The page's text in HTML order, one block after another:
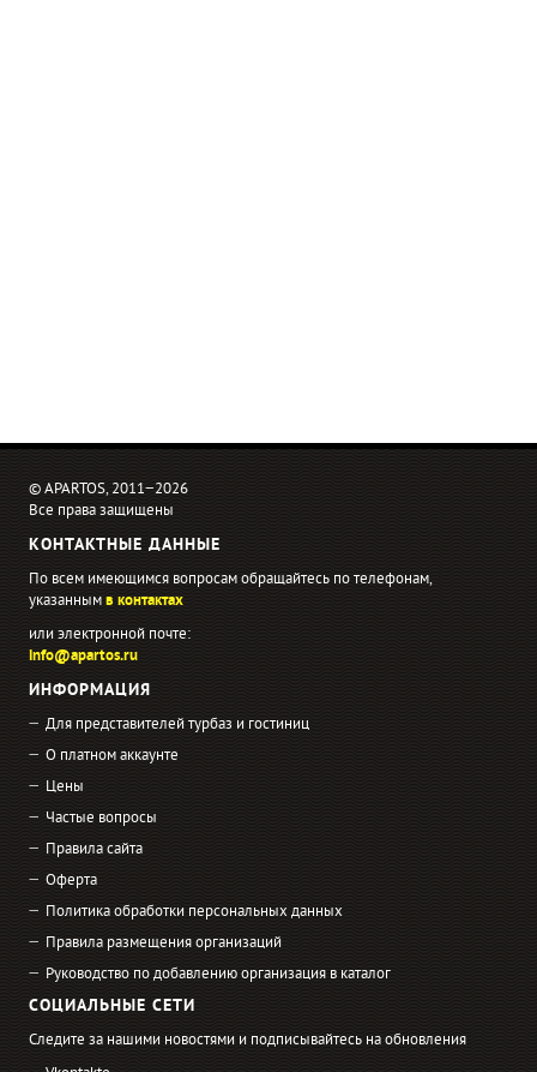
© APARTOS, 2011−2026
Все права защищены
КОНТАКТНЫЕ ДАННЫЕ
По всем имеющимся вопросам обращайтесь по телефонам,
указаннымв контактах
или электронной почте:
info@apartos.ru
ИНФОРМАЦИЯ
Для представителей турбаз и гостиниц
О платном аккаунте
Цены
Частые вопросы
Правила сайта
Оферта
Политика обработки персональных данных
Правила размещения организаций
Руководство по добавлению организация в каталог
СОЦИАЛЬНЫЕ СЕТИ
Следите за нашими новостями и подписывайтесь на обновления